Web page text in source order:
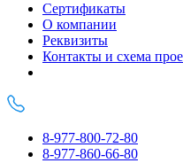
Сертификаты
О компании
Реквизиты
Контакты и схема
8-977-800-72-80
8-977-860-66-80